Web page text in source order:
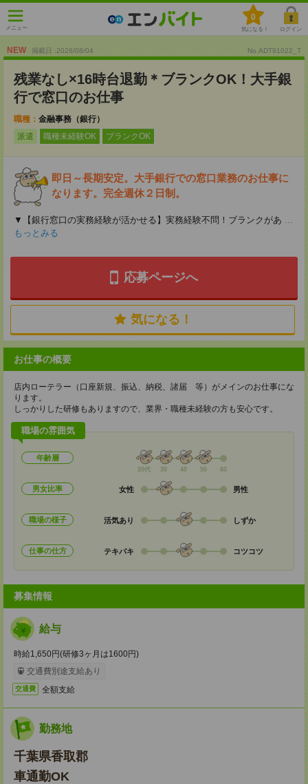
メニュー
0
気になる！ ログイン
NEW 掲載日 :2026/08/04 No.ADT91022_T
残業なし×16時台退勤＊ブランクOK！大手銀
行で窓口のお仕事
職種： 金融事務（銀行）
派遣
職種未経験OK ブランクOK
即日～長期安定。大手銀行での窓口業務のお仕事に
なります。完全週休２日制。
▼【銀行窓口の実務経験が活かせる】実務経験不問！ブランクがあ ...
もっとみる
応募ページへ
気になる！
お仕事の概要
店内ローテラー（口座新規、振込、納税、諸届 等）がメインのお仕事にな
ります。
しっかりした研修もありますので、業界・職種未経験の方も安心です。
職場の雰囲気
年齢層
20代 30 40 50 60
男女比率 女性 男性
職場の様子 活気あり しずか
仕事の仕方 テキパキ コツコツ
募集情報
給与
時給1,650円(研修3ヶ月は1600円)
交通費別途支給あり
交通費 全額支給
勤務地
千葉県香取郡
車通勤OK